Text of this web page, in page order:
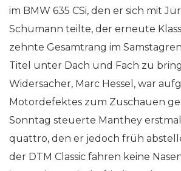
im BMW 635 CSi, den er sich mit
Schumann teilte, der erneute
zehnte Gesamtrang im
Titel unter Dach und Fach zu
Widersacher, Marc Hessel, war
Motordefektes zum Zuschauen
Sonntag steuerte Manthey
quattro, den er jedoch früh
der DTM Classic fahren keine